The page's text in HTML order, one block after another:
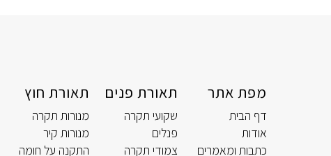
מפת אתר
דף הבית
אודות
כתבות ומאמרים
תאורת פנים
שקועי תקרה
פנלים
צמודי תקרה
תאורת חוץ
מנורות תקרה
מנורות קיר
התקנה על חומה